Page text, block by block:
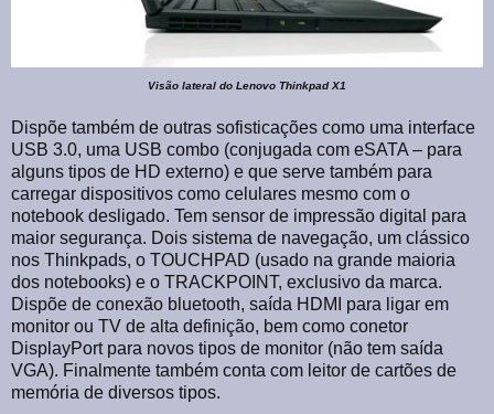
Visão lateral do Lenovo Thinkpad X1
Dispõe também de outras sofisticações como uma interface
USB 3.0, uma USB combo (conjugada com eSATA – para
alguns tipos de HD externo) e que serve também para
carregar dispositivos como celulares mesmo com o
notebook desligado. Tem sensor de impressão digital para
maior segurança. Dois sistema de navegação, um clássico
nos Thinkpads, o TOUCHPAD (usado na grande maioria
dos notebooks) e o TRACKPOINT, exclusivo da marca.
Dispõe de conexão bluetooth, saída HDMI para ligar em
monitor ou TV de alta definição, bem como conetor
DisplayPort para novos tipos de monitor (não tem saída
VGA). Finalmente também conta com leitor de cartões de
memória de diversos tipos.